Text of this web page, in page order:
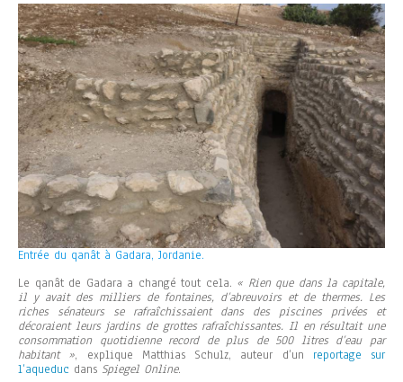
Entrée du qanât à Gadara, Jordanie.
Le qanât de Gadara a changé tout cela. « Rien que dans la capitale,
il y avait des milliers de fontaines, d’abreuvoirs et de thermes. Les
riches sénateurs se rafraîchissaient dans des piscines privées et
décoraient leurs jardins de grottes rafraîchissantes. Il en résultait une
consommation quotidienne record de plus de 500 litres d’eau par
habitant », explique Matthias Schulz, auteur d’un reportage sur
l’aqueduc dans Spiegel Online.